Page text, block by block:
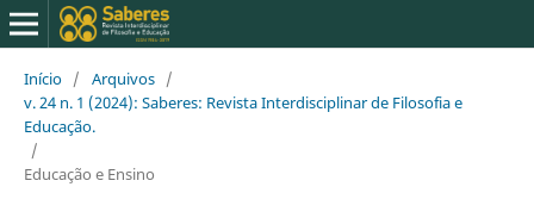
Início / Arquivos /
v. 24 n. 1 (2024): Saberes: Revista Interdisciplinar de Filosofia e
Educação.
/
Educação e Ensino